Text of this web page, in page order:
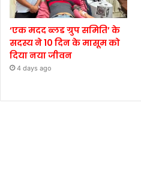
‘एक मदद ब्लड ग्रुप समिति’ के
सदस्य ने 10 दिन के मासूम को
दिया नया जीवन
4 days ago